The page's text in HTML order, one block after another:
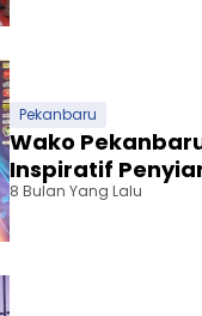
Pekanbaru
Wako
Inspiratif
8 Bulan Yang Lalu